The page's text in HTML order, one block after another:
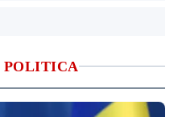
POLITICA